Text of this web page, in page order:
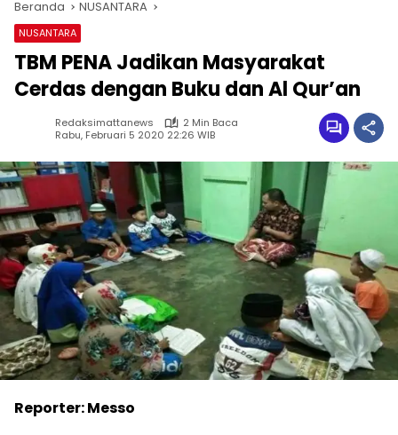
Beranda NUSANTARA
NUSANTARA
TBM PENA Jadikan Masyarakat
Cerdas dengan Buku dan Al Qur’an
Redaksimattanews
2 Min Baca
Rabu, Februari 5 2020 22:26 WIB
Reporter: Messo